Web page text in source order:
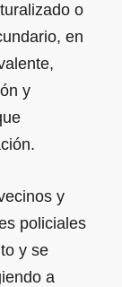
o
en
y
y
policiales
y se
a